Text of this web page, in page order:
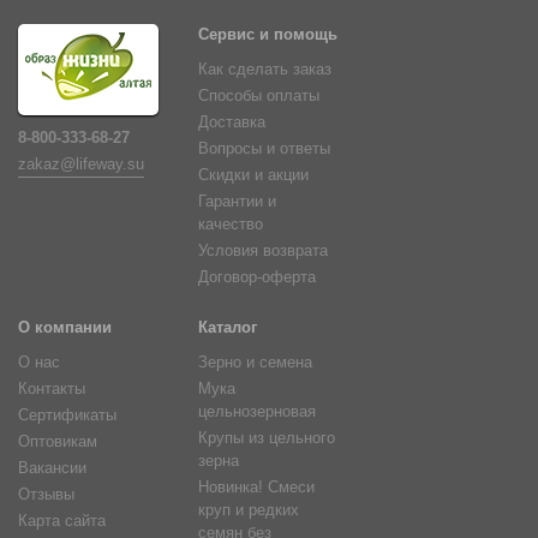
8-800-333-68-27
zakaz@lifeway.su
Сервис и помощь
Как сделать заказ
Способы оплаты
Доставка
Вопросы и ответы
Скидки и акции
Гарантии и
качество
Условия возврата
Договор-оферта
О компании
О нас
Контакты
Сертификаты
Оптовикам
Вакансии
Отзывы
Карта сайта
Каталог
Зерно и семена
Мука
цельнозерновая
Крупы из цельного
зерна
Новинка! Смеси
круп и редких
семян без